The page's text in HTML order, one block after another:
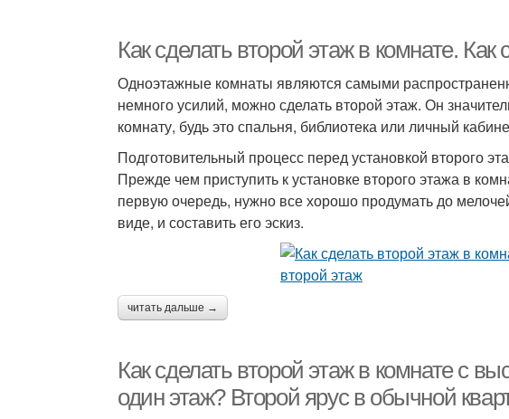
Как сделать второй этаж в комнате.
Одноэтажные комнаты являются самыми
немного усилий, можно сделать второй этаж. Он
комнату, будь это спальня, библиотека или личный
Подготовительный процесс перед установкой второго
Прежде чем приступить к установке второго этажа в
первую очередь, нужно все хорошо продумать до
виде, и составить его эскиз.
читать дальше →
Как сделать второй этаж в комнате с
один этаж? Второй ярус в обычной